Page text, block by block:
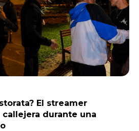
El streamer
durante una